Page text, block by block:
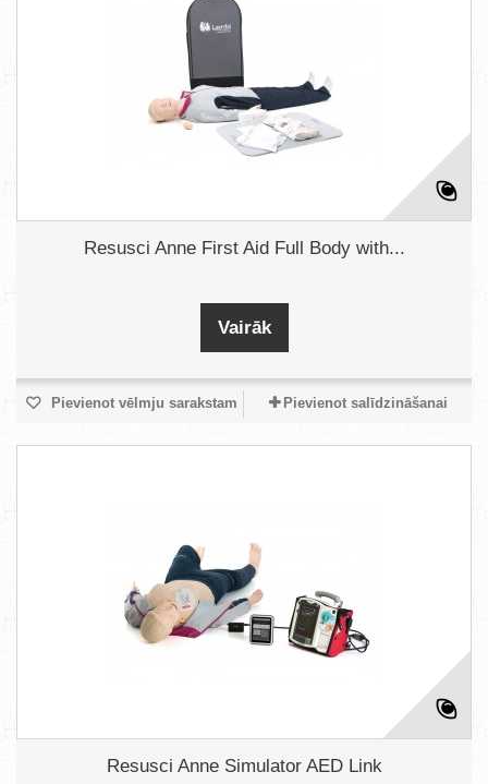
Resusci Anne First Aid Full Body with...
Vairāk
Pievienot vēlmju sarakstam Pievienot salīdzināšanai
Resusci Anne Simulator AED Link